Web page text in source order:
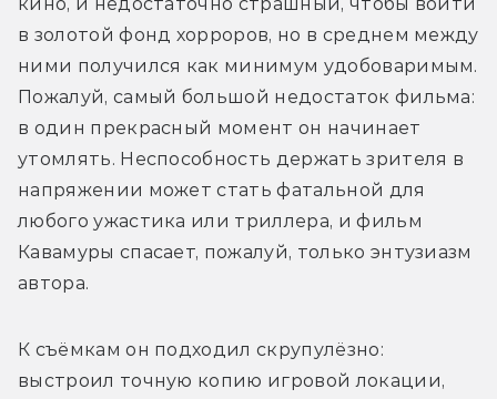
в золотой фонд хорроров, но в среднем между
ними получился как минимум удобоваримым.
Пожалуй, самый большой недостаток фильма:
в один прекрасный момент он начинает
утомлять. Неспособность держать зрителя в
напряжении может стать фатальной для
любого ужастика или триллера, и фильм
Кавамуры спасает, пожалуй, только энтузиазм
автора.
К съёмкам он подходил скрупулёзно:
выстроил точную копию игровой локации,